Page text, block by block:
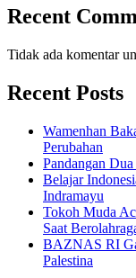
Recent
Tidak ada komentar
Recent Posts
Wamenhan
Perubahan
Pandangan
Belajar
Indramayu
Tokoh Muda
Saat
BAZNAS RI
Palestina